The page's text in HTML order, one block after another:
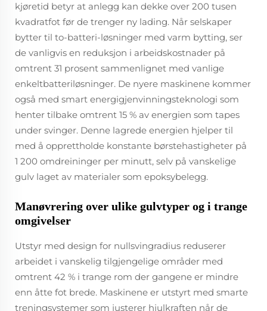
kjøretid betyr at anlegg kan dekke over 200 tusen
kvadratfot før de trenger ny lading. Når selskaper
bytter til to-batteri-løsninger med varm bytting, ser
de vanligvis en reduksjon i arbeidskostnader på
omtrent 31 prosent sammenlignet med vanlige
enkeltbatteriløsninger. De nyere maskinene kommer
også med smart energigjenvinningsteknologi som
henter tilbake omtrent 15 % av energien som tapes
under svinger. Denne lagrede energien hjelper til
med å opprettholde konstante børstehastigheter på
1 200 omdreininger per minutt, selv på vanskelige
gulv laget av materialer som epoksybelegg.
Manøvrering over ulike gulvtyper og i trange
omgivelser
Utstyr med design for nullsvingradius reduserer
arbeidet i vanskelig tilgjengelige områder med
omtrent 42 % i trange rom der gangene er mindre
enn åtte fot brede. Maskinene er utstyrt med smarte
treningsystemer som justerer hjulkraften når de